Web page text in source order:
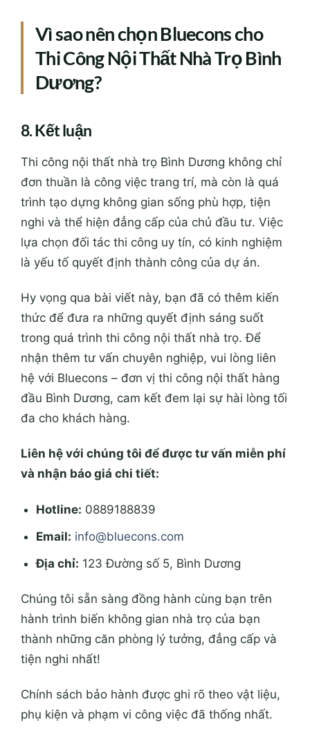
Vì sao nên chọn Bluecons cho
Thi Công Nội Thất Nhà Trọ Bình
Dương?
8. Kết luận
Thi công nội thất nhà trọ Bình Dương không chỉ
đơn thuần là công việc trang trí, mà còn là quá
trình tạo dựng không gian sống phù hợp, tiện
nghi và thể hiện đẳng cấp của chủ đầu tư. Việc
lựa chọn đối tác thi công uy tín, có kinh nghiệm
là yếu tố quyết định thành công của dự án.
Hy vọng qua bài viết này, bạn đã có thêm kiến
thức để đưa ra những quyết định sáng suốt
trong quá trình thi công nội thất nhà trọ. Để
nhận thêm tư vấn chuyên nghiệp, vui lòng liên
hệ với Bluecons – đơn vị thi công nội thất hàng
đầu Bình Dương, cam kết đem lại sự hài lòng tối
đa cho khách hàng.
Liên hệ với chúng tôi để được tư vấn miễn phí
và nhận báo giá chi tiết:
Hotline: 0889188839
Email: info@bluecons.com
Địa chỉ: 123 Đường số 5, Bình Dương
Chúng tôi sẵn sàng đồng hành cùng bạn trên
hành trình biến không gian nhà trọ của bạn
thành những căn phòng lý tưởng, đẳng cấp và
tiện nghi nhất!
Chính sách bảo hành được ghi rõ theo vật liệu,
phụ kiện và phạm vi công việc đã thống nhất.